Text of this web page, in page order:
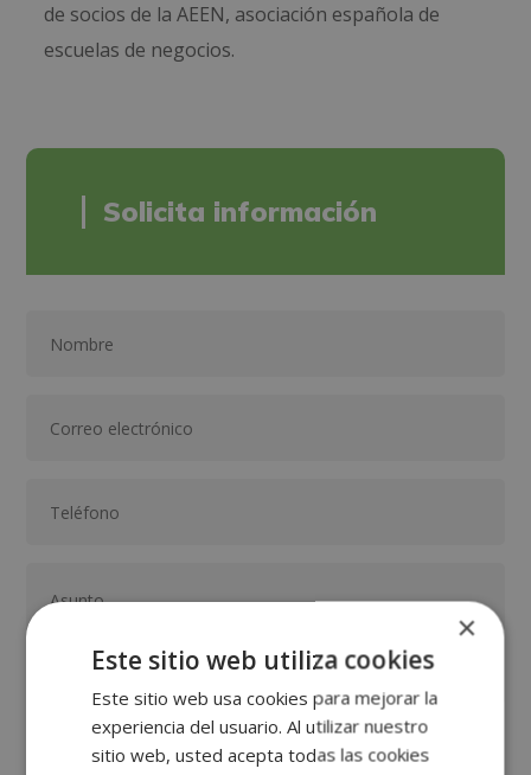
de socios de la AEEN, asociación española de
escuelas de negocios.
Solicita información
GRUPO TARRACO DE ESCUELAS DE FORMACIÓN DE POSTGRADO, S.L., CIF:
B01589969, Domicilio: C/ Amadeu Vives, 5, Bloque 1 - Bajo C, 43481, La
×
Este sitio web utiliza cookies
Este sitio web usa cookies para mejorar la
experiencia del usuario. Al utilizar nuestro
sitio web, usted acepta todas las cookies